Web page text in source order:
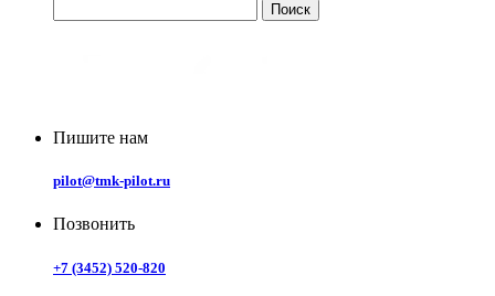
Пишите нам
pilot@tmk-pilot.ru
Позвонить
+7 (3452) 520-820